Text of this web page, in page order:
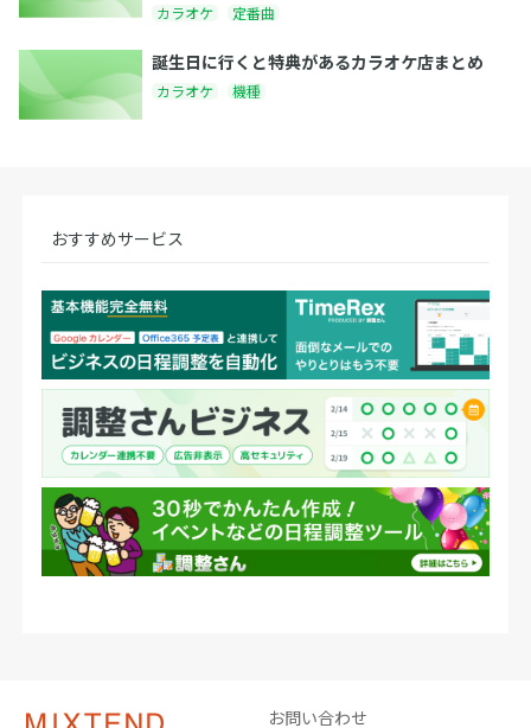
カラオケ 定番曲
誕生日に行くと特典があるカラオケ店まとめ
カラオケ 機種
おすすめサービス
お問い合わせ